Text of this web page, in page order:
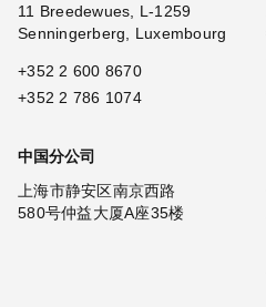
11 Breedewues, L-1259
Senningerberg, Luxembourg
+352 2 600 8670
+352 2 786 1074
中国分公司
上海市静安区南京西路
580号仲益大厦A座35楼